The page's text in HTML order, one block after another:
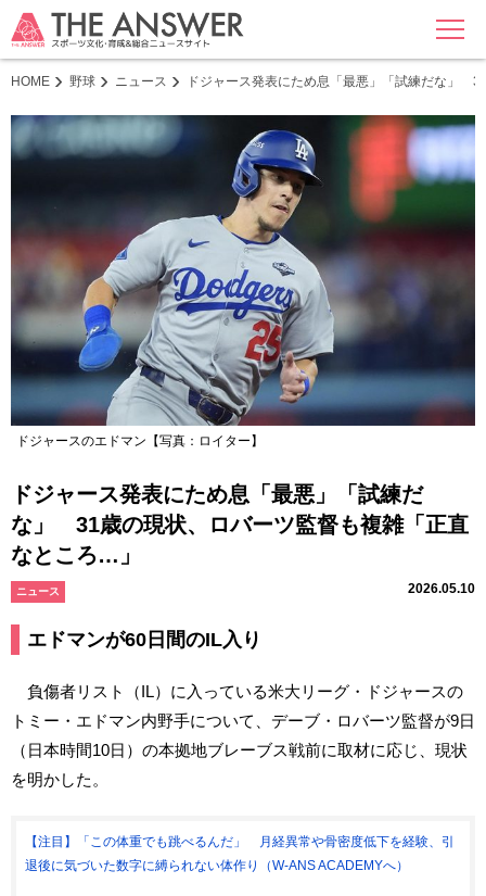
MENU
HOME 野球 ニュース ドジャース発表にため息「最悪」「試練だな」
ドジャースのエドマン【写真：ロイター】
ドジャース発表にため息「最悪」「試練だ
な」 31歳の現状、ロバーツ監督も複雑「正直
なところ…」
ニュース 2026.05.10
エドマンが60日間のIL入り
負傷者リスト（IL）に入っている米大リーグ・ドジャースの
トミー・エドマン内野手について、デーブ・ロバーツ監督が9日
（日本時間10日）の本拠地ブレーブス戦前に取材に応じ、現状
を明かした。
【注目】「この体重でも跳べるんだ」 月経異常や骨密度低下を経験、引
退後に気づいた数字に縛られない体作り（W-ANS ACADEMYへ）